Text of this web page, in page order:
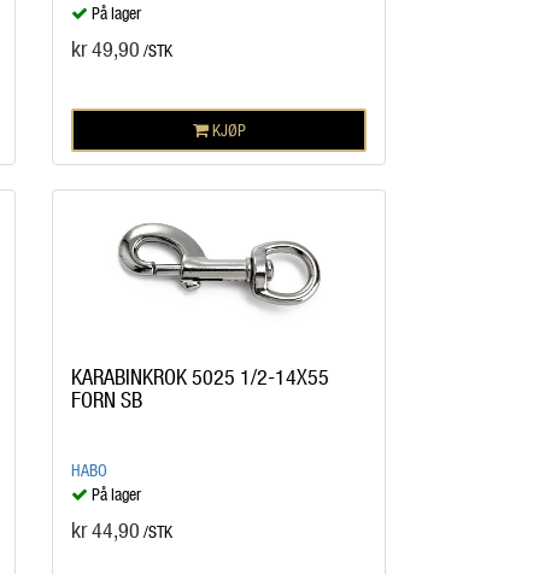
På lager
kr 49,90 /STK
KJØP
KARABINKROK 5025 1/2-14X55
FORN SB
HABO
På lager
kr 44,90 /STK